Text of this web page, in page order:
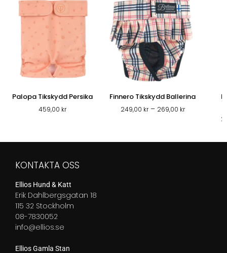
Palopa Tikskydd Persika
459,00 kr
Finnero Tikskydd Ballerina
249,00 kr – 269,00 krPrisintervall:
269,00 kr
KONTAKTA OSS
Ellios Hund & Katt
Erik Dahlbergsgatan 18
115 32 Stockholm
08-7830052
info@ellios.se
Ellios Gamla Stan